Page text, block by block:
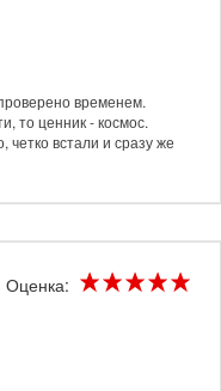
временем.
то ценник - космос.
встали и сразу же
Оценка: